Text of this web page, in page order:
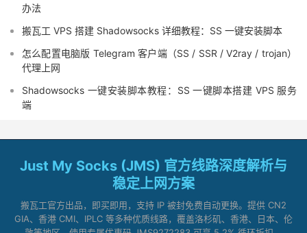
办法
搬瓦工 VPS 搭建 Shadowsocks 详细教程：SS 一键安装脚本
怎么配置电脑版 Telegram 客户端（SS / SSR / V2ray / trojan）
代理上网
Shadowsocks 一键安装脚本教程：SS 一键脚本搭建 VPS 服务
端
Just My Socks (JMS) 官方线路深度解析与
稳定上网方案
搬瓦工官方出品，即买即用，支持 IP 被封免费自动更换。提供 CN2
GIA、香港 CMI、IPLC 等多种优质线路，覆盖洛杉矶、香港、日本、伦